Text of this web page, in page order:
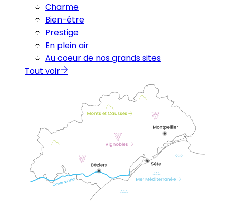
Charme
Bien-être
Prestige
En plein air
Au coeur de nos grands sites
Tout voir